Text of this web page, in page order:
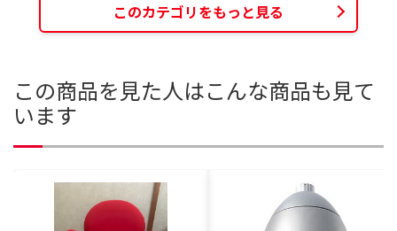
このカテゴリをもっと見る
この商品を見た人はこんな商品も見て
います